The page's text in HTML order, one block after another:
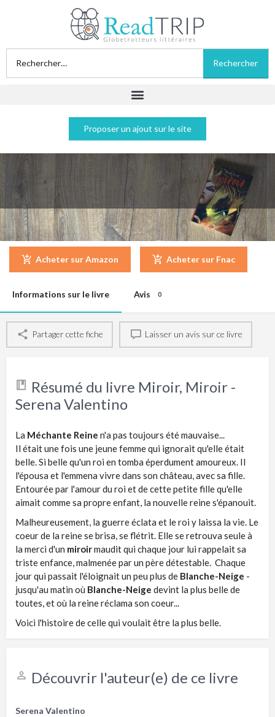
Proposer un ajout sur le site
Miroir, Miroir - Serena Valentino
Acheter sur Amazon Acheter sur Fnac
Informations sur le livre Avis 0
Partager cette fiche Laisser un avis sur ce livre
Résumé du livre Miroir, Miroir -
Serena Valentino
La Méchante Reine n'a pas toujours été mauvaise...
Il était une fois une jeune femme qui ignorait qu'elle était
belle. Si belle qu'un roi en tomba éperdument amoureux. Il
l'épousa et l'emmena vivre dans son château, avec sa fille.
Entourée par l'amour du roi et de cette petite fille qu'elle
aimait comme sa propre enfant, la nouvelle reine s'épanouit.
Malheureusement, la guerre éclata et le roi y laissa la vie. Le
coeur de la reine se brisa, se flétrit. Elle se retrouva seule à
la merci d'un miroirmaudit qui chaque jour lui rappelait sa
triste enfance, malmenée par un père détestable. Chaque
jour qui passait l'éloignait un peu plus de Blanche-Neige -
jusqu'au matin où Blanche-Neige devint la plus belle de
toutes, et où la reine réclama son coeur...
Voici l'histoire de celle qui voulait être la plus belle.
Découvrir l'auteur(e) de ce livre
Serena Valentino